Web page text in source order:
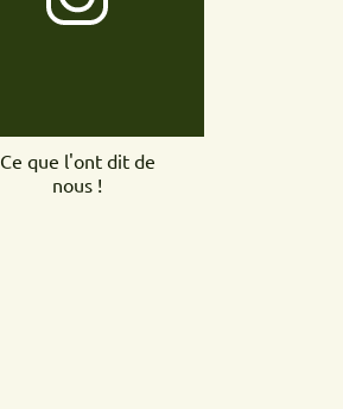
Ce que l'ont dit de
nous !